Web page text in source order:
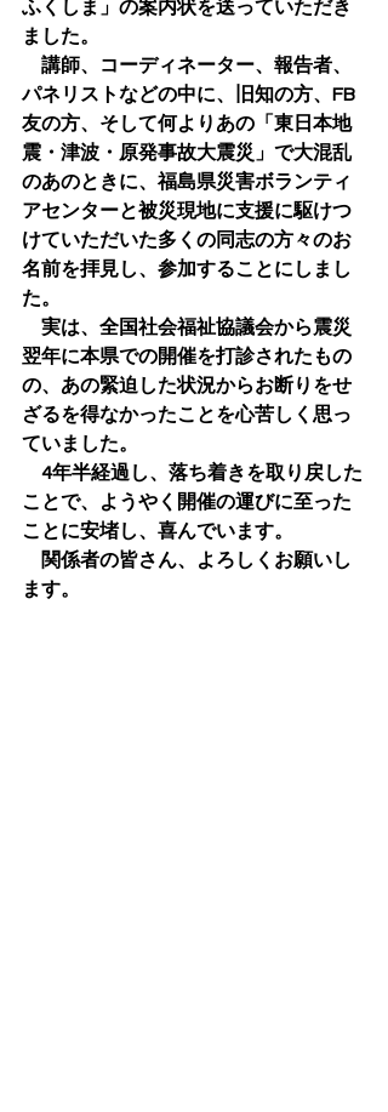
ふくしま」の案内状を送っていただき
ました。
講師、コーディネーター、報告者、
パネリストなどの中に、旧知の方、FB
友の方、そして何よりあの「東日本地
震・津波・原発事故大震災」で大混乱
のあのときに、福島県災害ボランティ
アセンターと被災現地に支援に駆けつ
けていただいた多くの同志の方々のお
名前を拝見し、参加することにしまし
た。
実は、全国社会福祉協議会から震災
翌年に本県での開催を打診されたもの
の、あの緊迫した状況からお断りをせ
ざるを得なかったことを心苦しく思っ
ていました。
4年半経過し、落ち着きを取り戻した
ことで、ようやく開催の運びに至った
ことに安堵し、喜んでいます。
関係者の皆さん、よろしくお願いし
ます。